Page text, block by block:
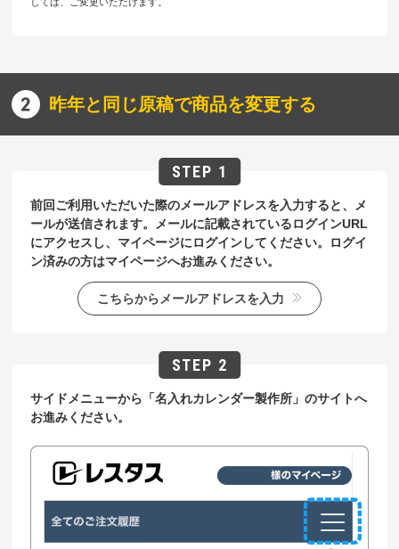
昨年と同じ原稿で商品を変更する
前回ご利用いただいた際のメールアドレスを入力すると、メ
ールが送信されます。メールに記載されているログインURL
にアクセスし、マイページにログインしてください。ログイ
ン済みの方はマイページへお進みください。
こちらからメールアドレスを入力
サイドメニューから「名入れカレンダー製作所」のサイトへ
お進みください。